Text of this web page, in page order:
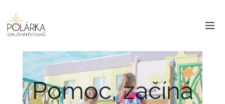
Pomoc, začíná